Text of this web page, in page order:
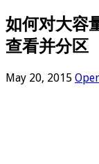
如何对大容
查看并分区
May 20, 2015